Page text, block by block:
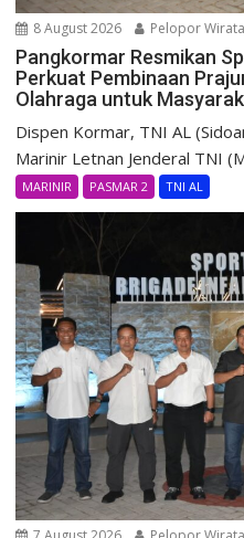
8 August 2026 Pelopor
Pangkormar Resmikan
Perkuat Pembinaan
Olahraga untuk
Dispen Kormar, TNI AL
Marinir Letnan Jenderal TNI
MARINIR PASMAR 2 TNI AL